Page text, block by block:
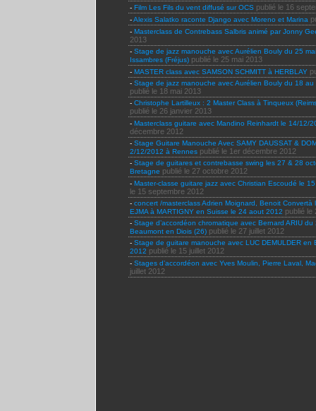
- Film Les Fils du vent diffusé sur OCS publié le 16
-Alexis Salatko raconte Django avec Moreno et Marina
- Masterclass de Contrebass Salbris animé par Jonny
2013
- Stage de jazz manouche avec Aurélien Bouly du 25
Issambres (Fréjus) publié le 25 mai 2013
- MASTER class avec SAMSON SCHMITT à HERBLAY
- Stage de jazz manouche avec Aurélien Bouly du 18 au
publié le 18 mai 2013
- Christophe Lartilleux : 2 Master Class à Tinqueux
publié le 26 janvier 2013
- Masterclass guitare avec Mandino Reinhardt le 14/12/
décembre 2012
- Stage Guitare Manouche Avec SAMY DAUSSAT &
2/12/2012 à Rennes publié le 1er décembre 2012
- Stage de guitares et contrebasse swing les 27 & 28
Bretagne publié le 27 octobre 2012
- Master-classe guitare jazz avec Christian Escoudé le
le 15 septembre 2012
- concert /masterclass Adrien Moignard, Benoit Convertà
EJMA à MARTIGNY en Suisse le 24 aout 2012 publié le
- Stage d’accordéon chromatique avec Bernard ARIU
Beaumont en Diois (26) publié le 27 juillet 2012
- Stage de guitare manouche avec LUC DEMULDER en
2012 publié le 15 juillet 2012
- Stages d’accordéon avec Yves Moulin, Pierre Laval,
juillet 2012